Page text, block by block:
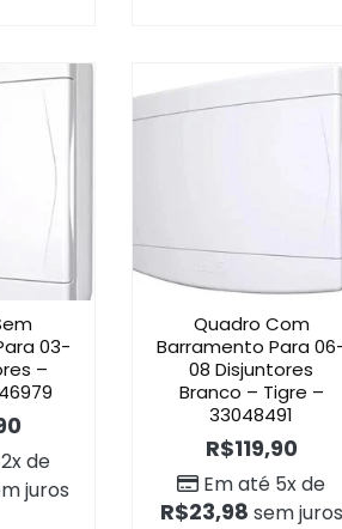
03-
–
de
juros
Quadro Com
Barramento Para
08 Disjuntores
Branco – Tigre –
33048491
R$119,90
Em até 5x de
R$23,98 sem juros